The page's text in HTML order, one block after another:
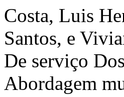
Costa, Luis
Santos, e
De serviço
Abordagem